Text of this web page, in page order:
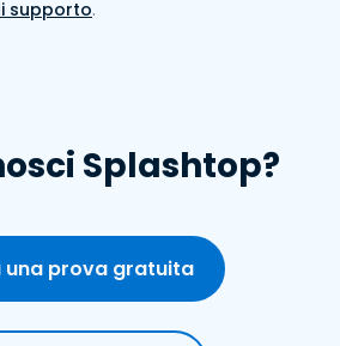
supporto.
Splashtop?
una prova gratuita